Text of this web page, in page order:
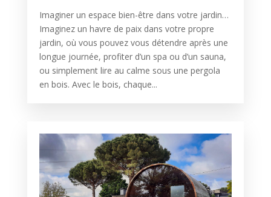
Imaginer un espace bien-être dans votre jardin…
Imaginez un havre de paix dans votre propre
jardin, où vous pouvez vous détendre après une
longue journée, profiter d’un spa ou d’un sauna,
ou simplement lire au calme sous une pergola
en bois. Avec le bois, chaque...